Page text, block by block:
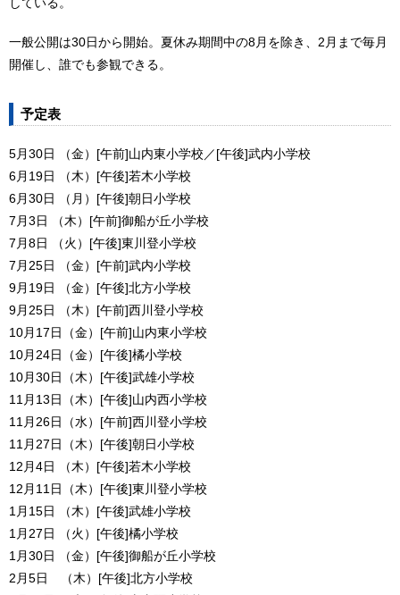
している。
一般公開は30日から開始。夏休み期間中の8月を除き、2月まで毎月
開催し、誰でも参観できる。
予定表
5月30日 （金）[午前]山内東小学校／[午後]武内小学校
6月19日 （木）[午後]若木小学校
6月30日 （月）[午後]朝日小学校
7月3日 （木）[午前]御船が丘小学校
7月8日 （火）[午後]東川登小学校
7月25日 （金）[午前]武内小学校
9月19日 （金）[午後]北方小学校
9月25日 （木）[午前]西川登小学校
10月17日（金）[午前]山内東小学校
10月24日（金）[午後]橘小学校
10月30日（木）[午後]武雄小学校
11月13日（木）[午後]山内西小学校
11月26日（水）[午前]西川登小学校
11月27日（木）[午後]朝日小学校
12月4日 （木）[午後]若木小学校
12月11日（木）[午後]東川登小学校
1月15日 （木）[午後]武雄小学校
1月27日 （火）[午後]橘小学校
1月30日 （金）[午後]御船が丘小学校
2月5日 （木）[午後]北方小学校